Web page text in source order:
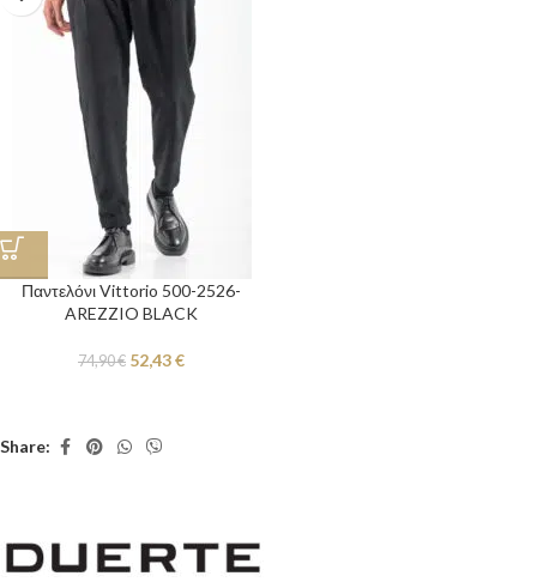
Παντελόνι Vittorio 500-2526-
AREZZIO BLACK
74,90€ 52,43€
Share: